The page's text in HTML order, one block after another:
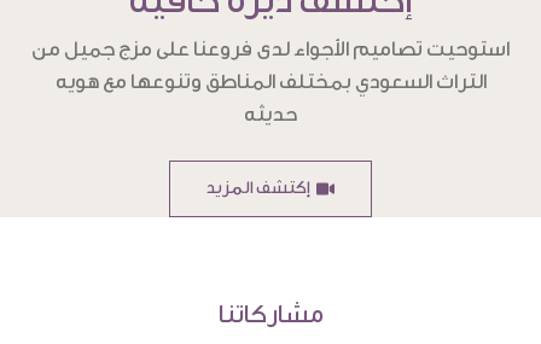
استوحيت تصاميم الأجواء لدى فروعنا على مزج جميل من
التراث السعودي بمختلف المناطق وتنوعها مع هويه
حديثه
إكتشف المزيد